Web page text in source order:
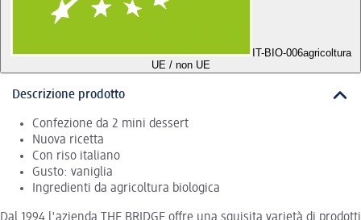
IT-BIO-006agricoltura
UE / non UE
Descrizione prodotto
Confezione da 2 mini dessert
Nuova ricetta
Con riso italiano
Gusto: vaniglia
Ingredienti da agricoltura biologica